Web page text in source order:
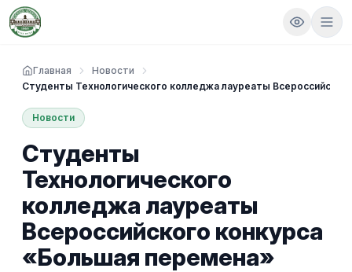
Главная
Новости
Студенты Технологического колледжа лауреаты
Новости
Студенты
Технологического
колледжа лауреаты
Всероссийского конкурса
«Большая перемена»